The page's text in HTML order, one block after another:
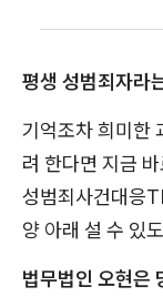
평생 성범죄자라
기억조차 희미한
려 한다면 지금
성범죄사건대응
양 아래 설 수 있
법무법인 오현은